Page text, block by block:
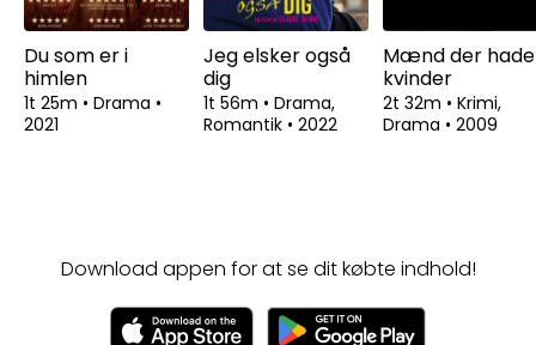
Du som er i
himlen
1t 25m • Drama •
2021
Jeg elsker også
dig
1t 56m • Drama,
Romantik • 2022
Mænd der
kvinder
2t 32m • Krimi,
Drama • 2009
Download appen for at se dit købte indhold!